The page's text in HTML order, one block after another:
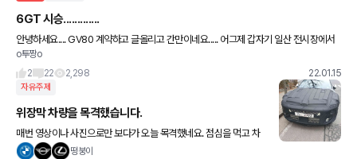
6GT 시승.............
안녕하세요.... GV80 계약하고 글올리고 간만이네요..... 어그제 갑자기 일산 전시장에서
시승행사 있다고 연락이 오고..... 계획에도 없던 일정을 잡아서 전시장 방문.... x6 x5 x3
o투짱o
2
22 2,298 22.01.15
자유주제
위장막 차량을 목격했습니다.
매번 영상이나 사진으로만 보다가 오늘 목격했네요. 점심을 먹고 차
를 향해 걸어가던 중에 왠 아파트 단지 입구에 덩그러니... 이게 로보
떵붕이